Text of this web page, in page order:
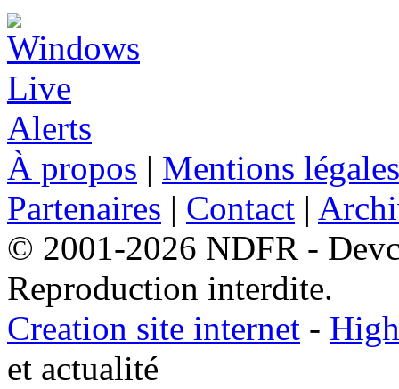
À propos | Mentions légales
Partenaires | Contact |
© 2001-2026 NDFR -
Reproduction interdite.
Creation site internet -
et actualité